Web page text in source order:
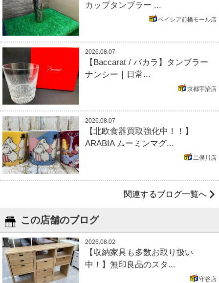
カップタンブラー ...
ベイシア前橋モール店
2026.08.07
【Baccarat / バカラ】タンブラー
ナンシー｜日常...
京都宇治店
2026.08.07
【北欧食器買取強化中！！】
ARABIA ムーミンマグ...
二俣川店
関連するブログ一覧へ
この店舗のブログ
2026.08.02
【収納家具も多数お取り扱い
中！】無印良品のスタ...
守谷店